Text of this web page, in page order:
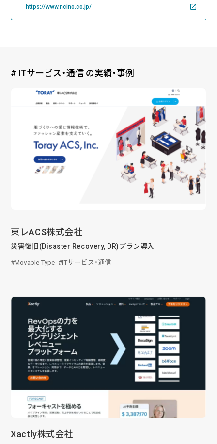
https://www.ncino.co.jp/
# ITサービス・通信 の実績・事例
東レACS株式会社
災害復旧(Disaster Recovery, DR)プラン導入
Movable Type ITサービス・通信
Xactly株式会社